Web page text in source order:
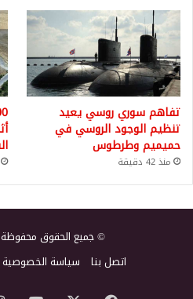
تفاهم سوري روسي يعيد
تنظيم الوجود الروسي في
حميميم وطرطوس
منذ 42 دقيقة
© جميع الحقوق محفوظة
اتصل بنا سياسة الخصوصية